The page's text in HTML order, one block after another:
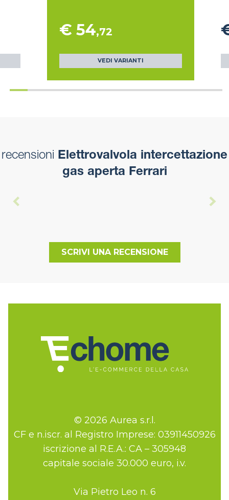
€ 54,72
VEDI VARIANTI
recensioni Elettrovalvola intercettazione
gas aperta Ferrari
SCRIVI UNA RECENSIONE
© 2026 Aurea s.r.l.
CF e n.iscr. al Registro Imprese: 03911450926
iscrizione al R.E.A.: CA – 305948
capitale sociale 30.000 euro, i.v.
Via Pietro Leo n. 6